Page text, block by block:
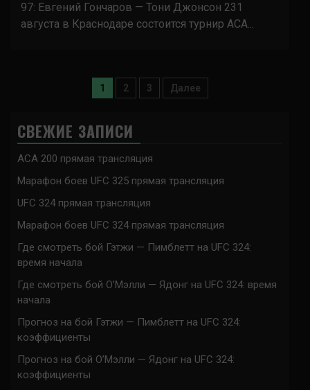
97: Евгений Гончаров — Тони Джонсон 231
августа в Краснодаре состоится турнир АСА...
Пагинация
1 2 3 Далее
СВЕЖИЕ ЗАПИСИ
ACA 200 прямая трансляция
Марафон боев UFC 325 прямая трансляция
UFC 324 прямая трансляция
Марафон боев UFC 324 прямая трансляция
Где смотреть бой Гэтжи — Пимблетт на UFC 324:
время начала
Где смотреть бой О’Мэлли — Ядонг на UFC 324: время
начала
Прогноз на бой Гэтжи — Пимблетт на UFC 324:
коэффициенты
Прогноз на бой О’Мэлли — Ядонг на UFC 324:
коэффициенты